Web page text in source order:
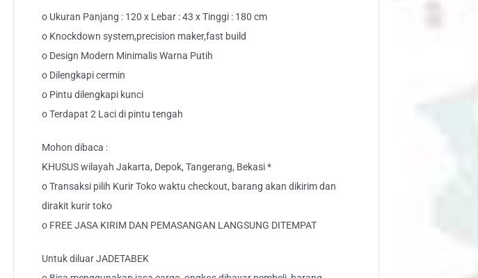
o Ukuran Panjang : 120 x Lebar : 43 x Tinggi : 180 cm
o Knockdown system,precision maker,fast build
o Design Modern Minimalis Warna Putih
o Dilengkapi cermin
o Pintu dilengkapi kunci
o Terdapat 2 Laci di pintu tengah
Mohon dibaca :
KHUSUS wilayah Jakarta, Depok, Tangerang, Bekasi *
o Transaksi pilih Kurir Toko waktu checkout, barang akan dikirim dan
dirakit kurir toko
o FREE JASA KIRIM DAN PEMASANGAN LANGSUNG DITEMPAT
Untuk diluar JADETABEK